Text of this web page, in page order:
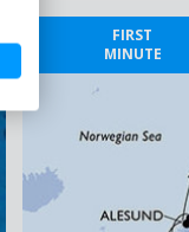
FIRST
MINUTE